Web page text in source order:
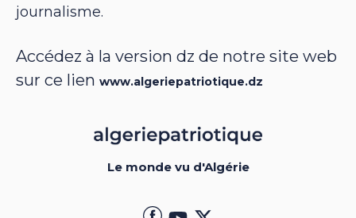
journalisme.
Accédez à la version dz de notre site web
sur ce lien www.algeriepatriotique.dz
Le monde vu d'Algérie